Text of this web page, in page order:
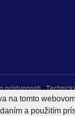
prístupnosti
na tomto
a použitím